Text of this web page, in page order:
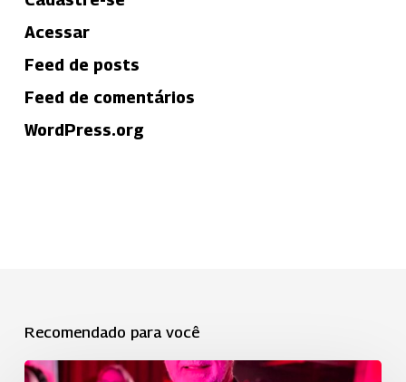
Acessar
Feed de posts
Feed de comentários
WordPress.org
Recomendado para você
Uniodonto